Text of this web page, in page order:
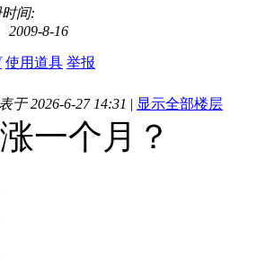
间:
2009-8-16
使用道具 举报
于 2026-6-27 14:31 | 显示全部楼层
一个月？